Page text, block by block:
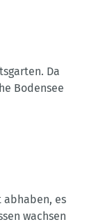
Da
Bodensee
abhaben, es
wachsen